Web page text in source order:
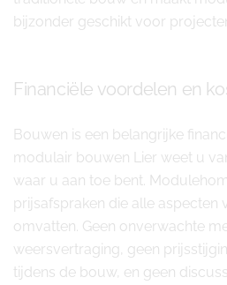
bijzonder geschikt voor
Financiële voordelen en
Bouwen is een belangrijke
modulair bouwen Lier weet u
waar u aan toe bent.
prijsafspraken die alle
omvatten. Geen onverwachte
weersvertraging, geen
tijdens de bouw, en geen